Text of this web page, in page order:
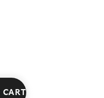
CART